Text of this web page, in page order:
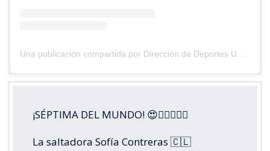
¡SÉPTIMA DEL MUNDO! 😍😮‍💨🏃🏼‍♀️
La saltadora Sofía Contreras 🇨🇱